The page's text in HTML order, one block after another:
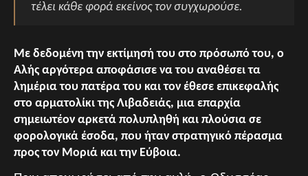
τέλει κάθε φορά εκείνος τον συγχωρούσε.
Με δεδομένη την εκτίμησή του στο πρόσωπό του, ο
Αλής αργότερα αποφάσισε να του αναθέσει τα
λημέρια του πατέρα του και τον έθεσε επικεφαλής
στο αρματολίκι της Λιβαδειάς, μια επαρχία
σημειωτέον αρκετά πολυπληθή και πλούσια σε
φορολογικά έσοδα, που ήταν στρατηγικό πέρασμα
προς τον Μοριά και την Εύβοια.